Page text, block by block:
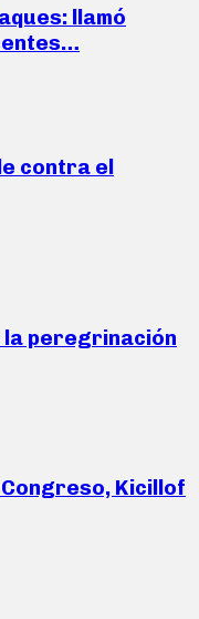
llamó
contra el
peregrinación
Kicillof